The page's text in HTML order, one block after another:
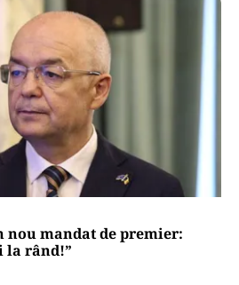
nou mandat de premier:
la rând!”